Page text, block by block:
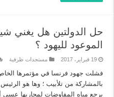
حل الدولتين هل يغني
الموعود لليهود ؟
19 فبراير، 2017 مستجدات ظرفية
فشلت جهود فرنسا في مؤتمرها
بالمشاركة من تلأبيب ؛ وها هو
يرجع مياه المفاوضات لمجاريها عسى